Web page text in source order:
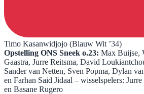
Timo Kasanwidjojo (Blauw Wit ’34)
​Opstelling ONS Sneek o.23: Max Buijse,
Gaastra, Jurre Reitsma, David
Sander van Netten, Sven Popma, Dylan
en Farhan Said Jidaal – wisselspelers:
en Basane Rugero